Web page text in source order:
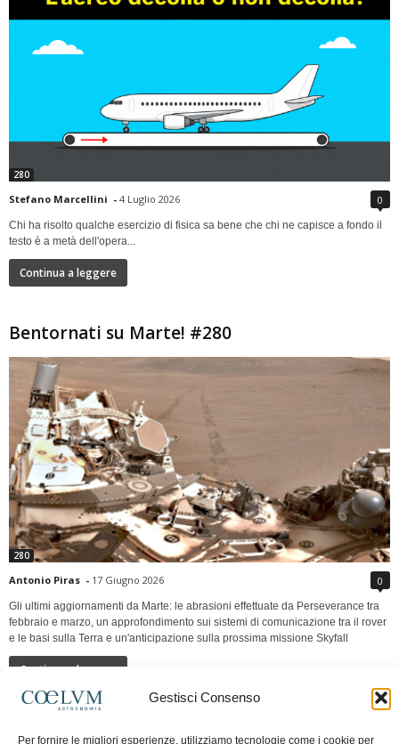
Gestisci Consenso
Per fornire le migliori esperienze, utilizziamo tecnologie come i cookie per
280
Stefano Marcellini - 4 Luglio 2026 0
Chi ha risolto qualche esercizio di fisica sa bene che chi ne capisce a fondo il
testo è a metà dell'opera...
Continua a leggere
Bentornati su Marte! #280
280
Antonio Piras - 17 Giugno 2026 0
Gli ultimi aggiornamenti da Marte: le abrasioni effettuate da Perseverance tra
febbraio e marzo, un approfondimento sui sistemi di comunicazione tra il rover
e le basi sulla Terra e un'anticipazione sulla prossima missione Skyfall
Continua a leggere